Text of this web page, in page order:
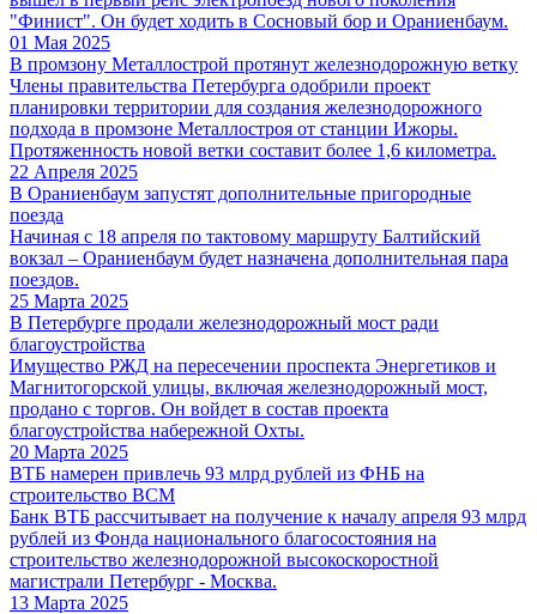
"Финист". Он будет ходить в Сосновый бор и Ораниенбаум.
01 Мая 2025
В промзону Металлострой протянут железнодорожную ветку
Члены правительства Петербурга одобрили проект
планировки территории для создания железнодорожного
подхода в промзоне Металлостроя от станции Ижоры.
Протяженность новой ветки составит более 1,6 километра.
22 Апреля 2025
В Ораниенбаум запустят дополнительные пригородные
поезда
Начиная с 18 апреля по тактовому маршруту Балтийский
вокзал – Ораниенбаум будет назначена дополнительная пара
поездов.
25 Марта 2025
В Петербурге продали железнодорожный мост ради
благоустройства
Имущество РЖД на пересечении проспекта Энергетиков и
Магнитогорской улицы, включая железнодорожный мост,
продано с торгов. Он войдет в состав проекта
благоустройства набережной Охты.
20 Марта 2025
ВТБ намерен привлечь 93 млрд рублей из ФНБ на
строительство ВСМ
Банк ВТБ рассчитывает на получение к началу апреля 93 млрд
рублей из Фонда национального благосостояния на
строительство железнодорожной высокоскоростной
магистрали Петербург - Москва.
13 Марта 2025